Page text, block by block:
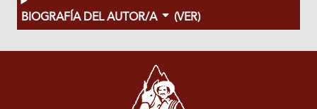
BIOGRAFÍA DEL AUTOR/A (VER)